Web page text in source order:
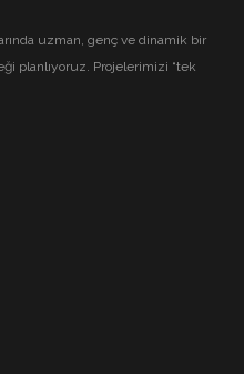
uzman, genç ve dinamik bir
planlıyoruz. Projelerimizi “tek